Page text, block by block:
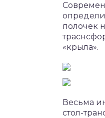
полочек
«крыла».
Весьма
стол-